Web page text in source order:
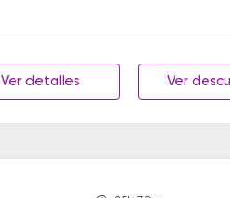
Ver detalles Ver